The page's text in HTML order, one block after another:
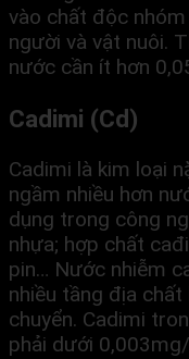
vào chất độc
người và vật nuôi.
nước cần ít hơn
Cadimi (Cd)
Cadimi là kim loại
ngầm nhiều hơn
dụng trong công
nhựa; hợp chất
pin… Nước nhiễm
nhiều tầng địa
chuyển. Cadimi
phải dưới